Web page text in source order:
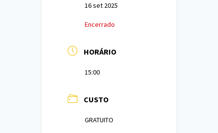
16 set 2025
Encerrado
HORÁRIO
15:00
CUSTO
GRATUITO